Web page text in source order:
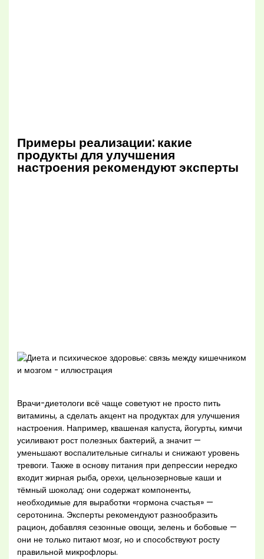
Примеры реализации: какие
продукты для улучшения
настроения рекомендуют эксперты
Врачи-диетологи всё чаще советуют не просто пить
витамины, а сделать акцент на продуктах для улучшения
настроения. Например, квашеная капуста, йогурты, кимчи
усиливают рост полезных бактерий, а значит —
уменьшают воспалительные сигналы и снижают уровень
тревоги. Также в основу питания при депрессии нередко
входит жирная рыба, орехи, цельнозерновые каши и
тёмный шоколад: они содержат компоненты,
необходимые для выработки «гормона счастья» —
серотонина. Эксперты рекомендуют разнообразить
рацион, добавляя сезонные овощи, зелень и бобовые —
они не только питают мозг, но и способствуют росту
правильной микрофлоры.